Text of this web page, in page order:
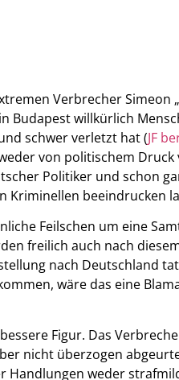
Verbrecher Simeon
Budapest willkürlich
schwer verletzt hat (JF
von politischem
Politiker und schon
Kriminellen beeindrucken
Feilschen um eine
freilich auch nach
nach Deutschland
wäre das eine
Figur. Das
nicht überzogen
Handlungen weder